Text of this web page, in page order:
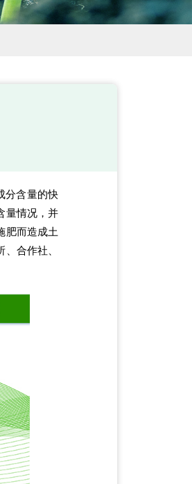
分含量的快
量情况，并
肥而造成土
合作社、